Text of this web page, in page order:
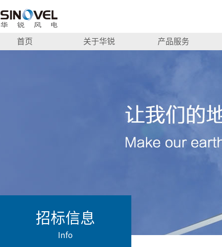
首页 关于华锐 产品服务
招标信息
Info